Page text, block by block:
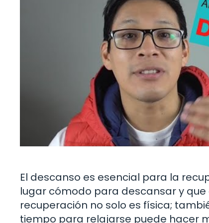
El descanso es esencial para la
lugar cómodo para descansar y
recuperación no solo es física;
tiempo para relajarse puede hacer